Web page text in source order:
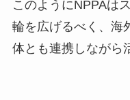
このようにNPPAは
輪を広げるべく、海
体とも連携しながら